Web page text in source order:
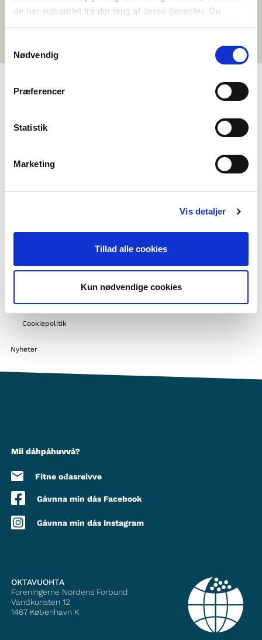
de har indsamlet fra din brug af deres tjenester. Du
Nødvendig
Præferencer
Statistik
Marketing
Vis detaljer
Tillad alle cookies
Kun nødvendige cookies
Om Forening i Norden
Flere nordiske utdanningsaktører
Ha praksis hos oss
Privatlivspolitik og GDPR
Cookiepolitik
Nyheter
Les mer om Nordisk råd
Mii dáhpáhuvvá?
Fitne ođasreivve
Gávnna min dás Facebook
Gávnna min dás Instagram
OKTAVUOHTA
Foreningerne Nordens Forbund
Vandkunsten 12
1467 København K